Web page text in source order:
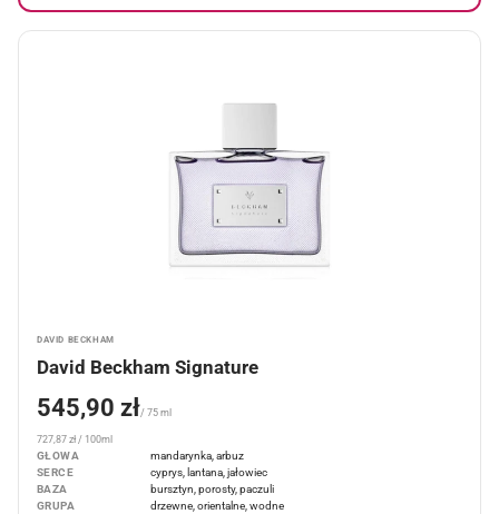
DAVID BECKHAM
David Beckham Signature
545,90 zł/ 75 ml
727,87 zł / 100ml
GŁOWA
mandarynka, arbuz
SERCE
cyprys, lantana, jałowiec
BAZA
bursztyn, porosty, paczuli
GRUPA
drzewne, orientalne, wodne